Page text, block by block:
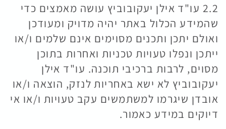
2.2 עו"ד אילן יעקובוביץ עושה מאמצים כדי
שהמידע הכלול באתר יהיה מדויק ומעודכן
ואולם יתכן ותכנים מסוימים אינם שלמים ו/או
ייתכן ונפלו טעויות טכניות ואחרות בתוכן
מסוים, לרבות ברכיבי תוכנה. עו"ד אילן
יעקובוביץ לא ישא באחריות לנזק, הוצאה ו/או
אובדן שיגרמו למשתמשים עקב טעויות ו/או אי
דיוקים במידע כאמור.